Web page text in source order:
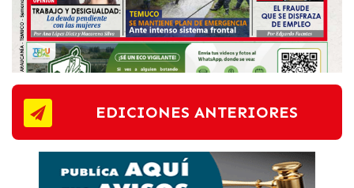
EDICIONES ANTERIORES